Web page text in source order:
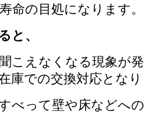
命の目処になります。
と、
こえなくなる現象が
庫での交換対応とな
べって壁や床などへ